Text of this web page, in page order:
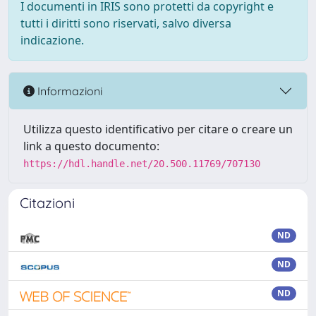
I documenti in IRIS sono protetti da copyright e
tutti i diritti sono riservati, salvo diversa
indicazione.
Informazioni
Utilizza questo identificativo per citare o creare un
link a questo documento:
https://hdl.handle.net/20.500.11769/707130
Citazioni
ND
ND
ND